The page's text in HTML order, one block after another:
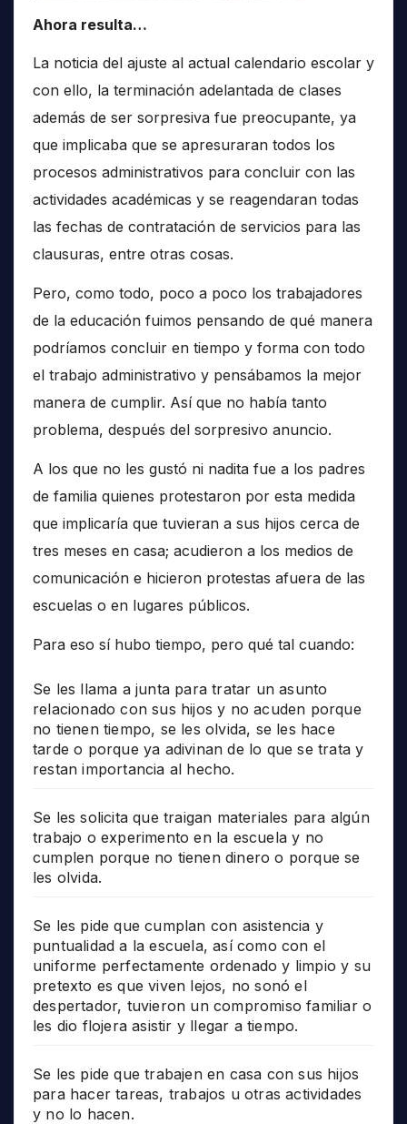
Ahora resulta…
La noticia del ajuste al actual calendario escolar y
con ello, la terminación adelantada de clases
además de ser sorpresiva fue preocupante, ya
que implicaba que se apresuraran todos los
procesos administrativos para concluir con las
actividades académicas y se reagendaran todas
las fechas de contratación de servicios para las
clausuras, entre otras cosas.
Pero, como todo, poco a poco los trabajadores
de la educación fuimos pensando de qué manera
podríamos concluir en tiempo y forma con todo
el trabajo administrativo y pensábamos la mejor
manera de cumplir. Así que no había tanto
problema, después del sorpresivo anuncio.
A los que no les gustó ni nadita fue a los padres
de familia quienes protestaron por esta medida
que implicaría que tuvieran a sus hijos cerca de
tres meses en casa; acudieron a los medios de
comunicación e hicieron protestas afuera de las
escuelas o en lugares públicos.
Para eso sí hubo tiempo, pero qué tal cuando:
Se les llama a junta para tratar un asunto
relacionado con sus hijos y no acuden porque
no tienen tiempo, se les olvida, se les hace
tarde o porque ya adivinan de lo que se trata y
restan importancia al hecho.
Se les solicita que traigan materiales para algún
trabajo o experimento en la escuela y no
cumplen porque no tienen dinero o porque se
les olvida.
Se les pide que cumplan con asistencia y
puntualidad a la escuela, así como con el
uniforme perfectamente ordenado y limpio y su
pretexto es que viven lejos, no sonó el
despertador, tuvieron un compromiso familiar o
les dio flojera asistir y llegar a tiempo.
Se les pide que trabajen en casa con sus hijos
para hacer tareas, trabajos u otras actividades
y no lo hacen.